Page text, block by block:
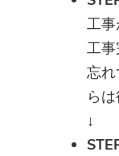
工
工事
忘
ら
↓